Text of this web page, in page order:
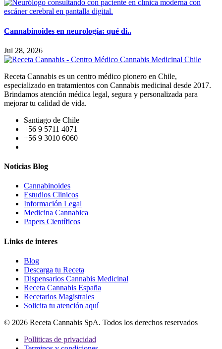
Cannabinoides en neurología: qué di..
Jul 28, 2026
Receta Cannabis es un centro médico pionero en Chile,
especializado en tratamientos con Cannabis medicinal desde 2017.
Brindamos atención médica legal, segura y personalizada para
mejorar tu calidad de vida.
Santiago de Chile
+56 9 5711 4071
+56 9 3010 6060
Noticias Blog
Cannabinoides
Estudios Clinicos
Información Legal
Medicina Cannabica
Papers Científicos
Links de interes
Blog
Descarga tu Receta
Dispensarios Cannabis Medicinal
Receta Cannabis España
Recetarios Magistrales
Solicita tu atención aquí
© 2026 Receta Cannabis SpA. Todos los derechos reservados
Polliticas de privacidad